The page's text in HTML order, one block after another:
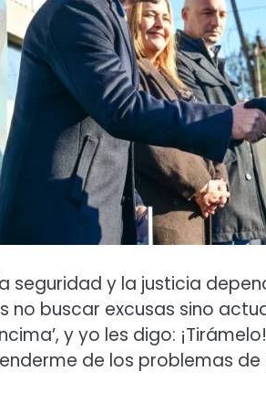
seguridad y la justicia
no buscar excusas sino
y yo les digo:
de los problemas